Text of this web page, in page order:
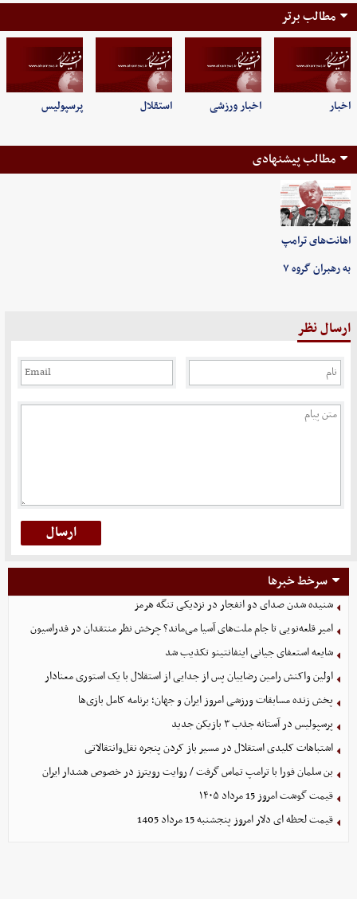
مطالب برتر
اخبار اخبار ورزشی استقلال پرسپولیس
مطالب پیشنهادی
اهانت‌های ترامپ
به رهبران گروه ۷
ارسال نظر
سرخط خبرها
شنیده شدن صدای دو انفجار در نزدیکی تنگه هرمز
امیر قلعه‌نویی تا جام ملت‌های آسیا می‌ماند؟ چرخش نظر منتقدان در فدراسیون
شایعه استعفای جیانی اینفانتینو تکذیب شد
اولین واکنش رامین رضاییان پس از جدایی از استقلال با یک استوری معنادار
پخش زنده مسابقات ورزشی امروز ایران و جهان؛ برنامه کامل بازی‌ها
پرسپولیس در آستانه جذب ۳ بازیکن جدید
اشتباهات کلیدی استقلال در مسیر باز کردن پنجره نقل‌وانتقالاتی
بن سلمان فورا با ترامپ تماس گرفت / روایت رویترز در خصوص هشدار ایران
قیمت گوشت امروز 15 مرداد ۱۴۰۵
قیمت لحظه ای دلار امروز پنجشنبه 15 مرداد 1405